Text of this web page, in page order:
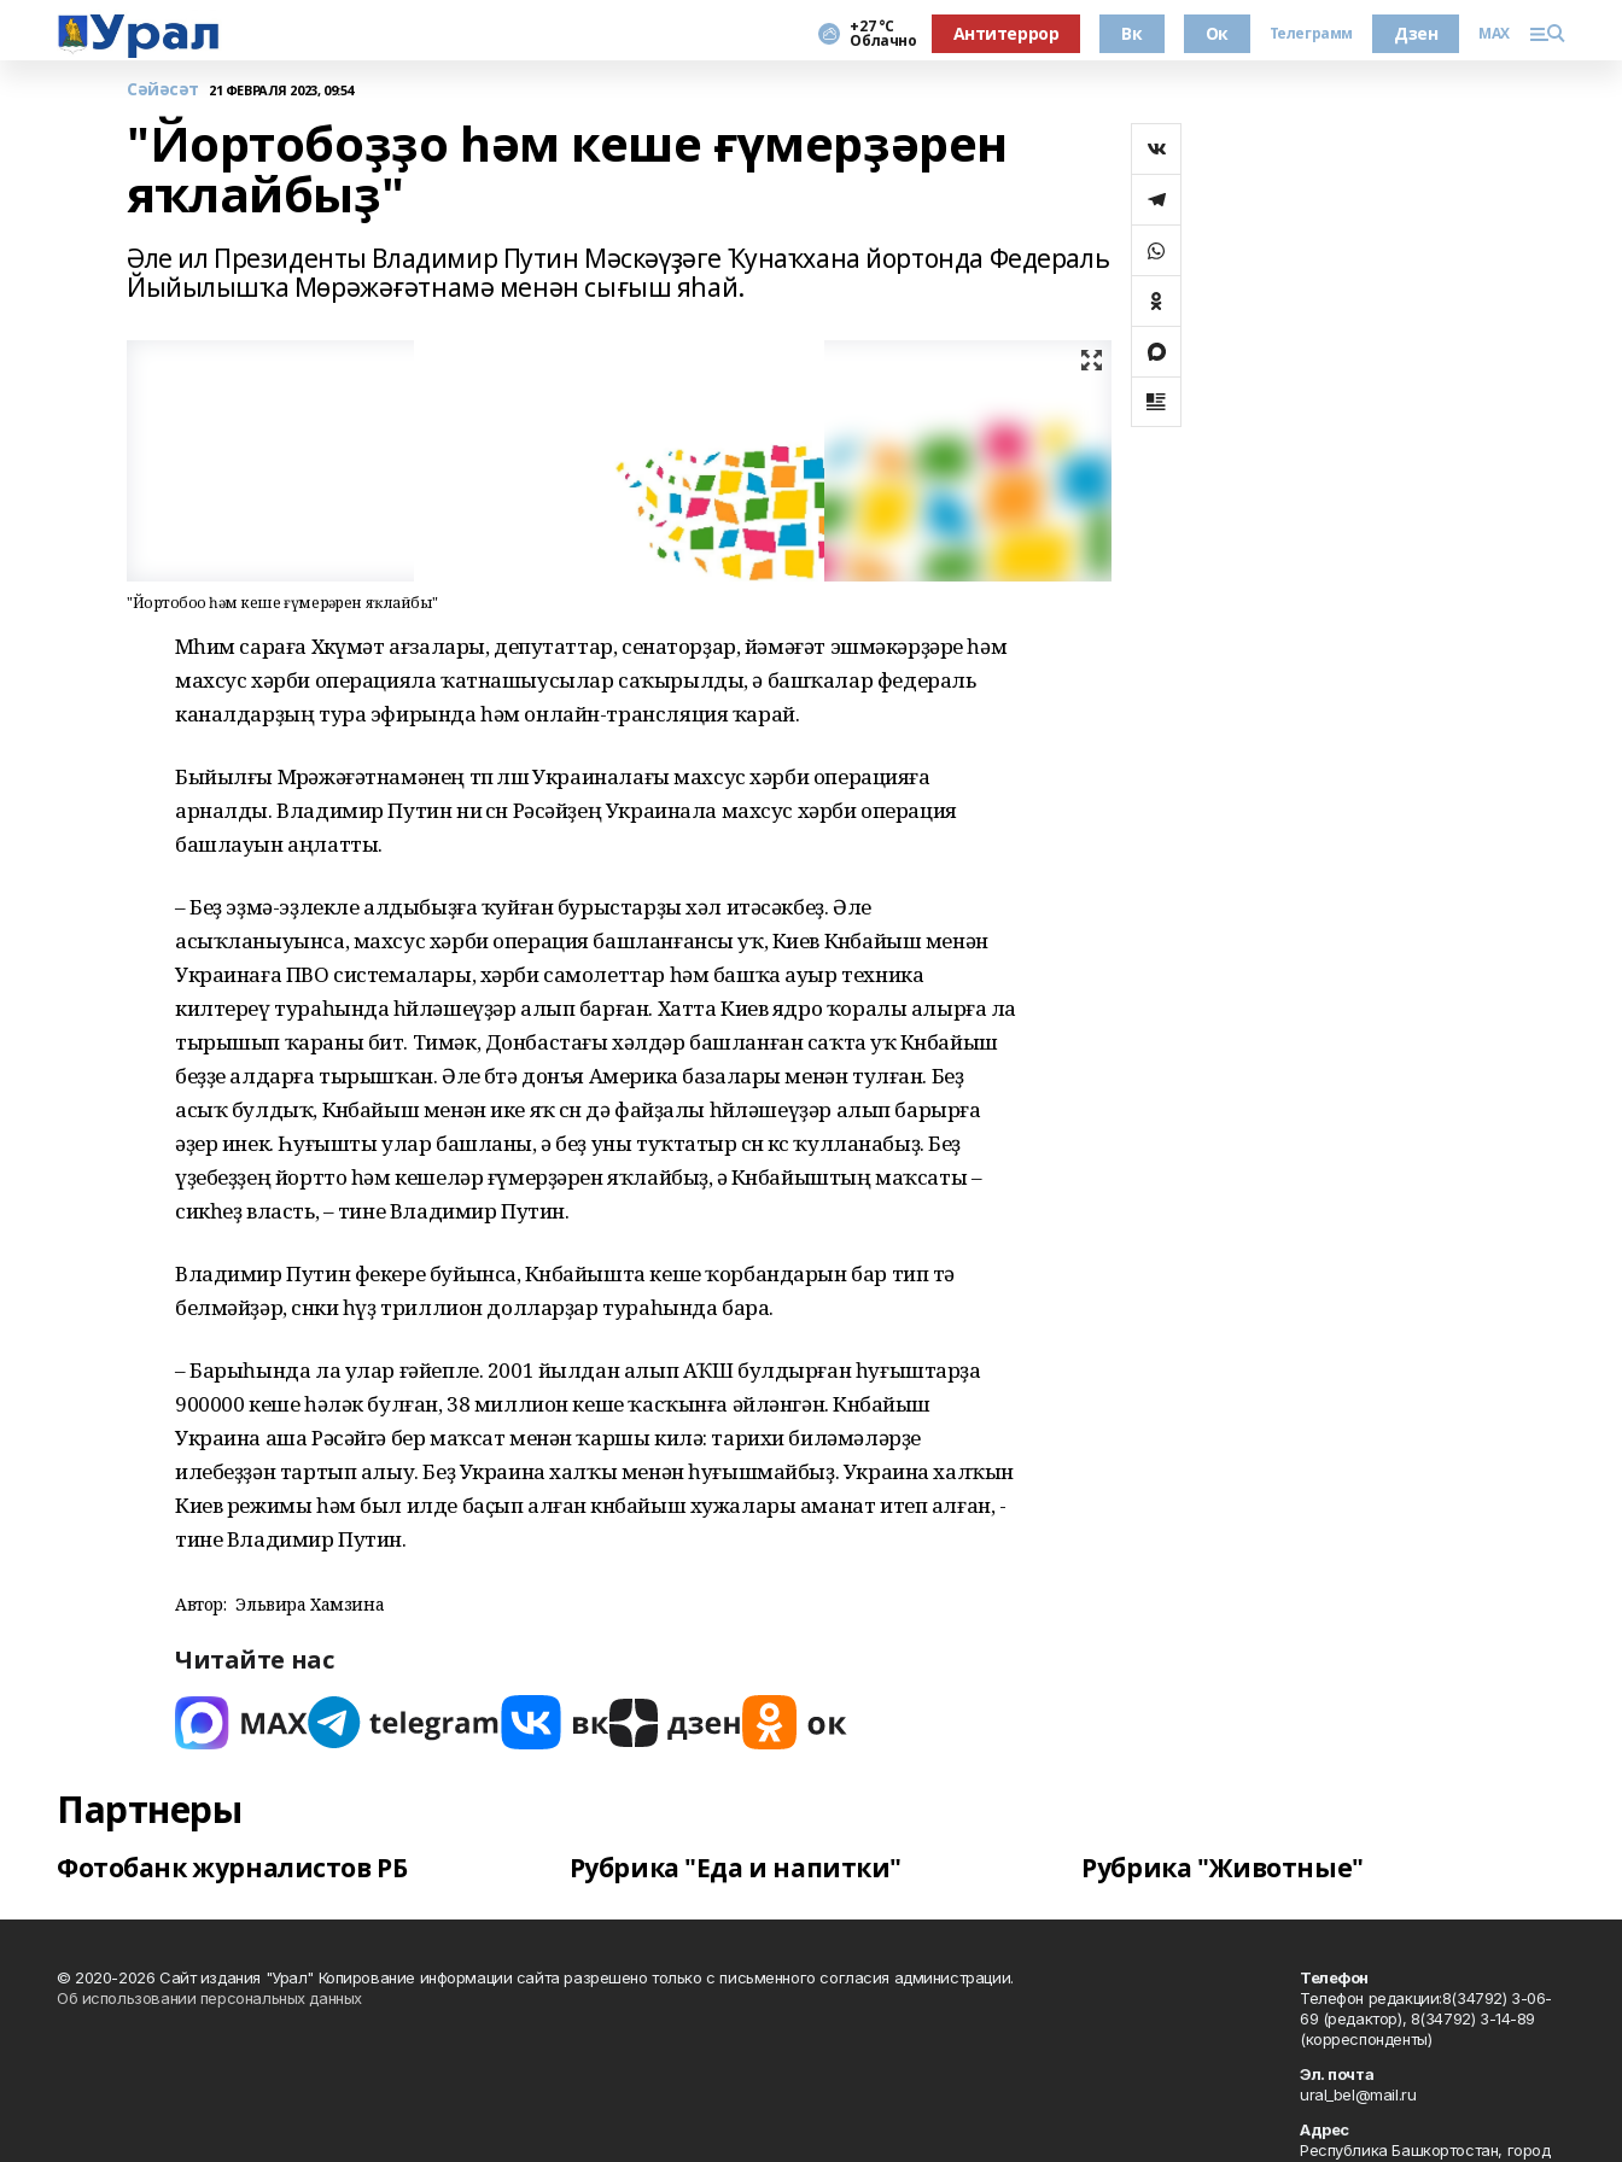
+27 °С
Облачно Антитеррор Вк Ок Телеграмм Дзен MAX
Сәйәсәт 21 ФЕВРАЛЯ 2023, 09:54
"Йортобоҙҙо һәм кеше ғүмерҙәрен
яҡлайбыҙ"
Әле ил Президенты Владимир Путин Мәскәүҙәге Ҡунаҡхана йортонда Федераль
Йыйылышҡа Мөрәжәғәтнамә менән сығыш яһай.
"Йортобоҙҙо һәм кеше ғүмерҙәрен яҡлайбыҙ"
Мөһим сараға Хөкүмәт ағзалары, депутаттар, сенаторҙар, йәмәғәт эшмәкәрҙәре һәм
махсус хәрби операцияла ҡатнашыусылар саҡырылды, ә башҡалар федераль
каналдарҙың тура эфирында һәм онлайн-трансляция ҡарай.
Быйылғы Мөрәжәғәтнамәнең төп өлөшө Украиналағы махсус хәрби операцияға
арналды. Владимир Путин ни өсөн Рәсәйҙең Украинала махсус хәрби операция
башлауын аңлатты.
– Беҙ эҙмә-эҙлекле алдыбыҙға ҡуйған бурыстарҙы хәл итәсәкбеҙ. Әле
асыҡланыуынса, махсус хәрби операция башланғансы уҡ, Киев Көнбайыш менән
Украинаға ПВО системалары, хәрби самолеттар һәм башҡа ауыр техника
килтереү тураһында һөйләшеүҙәр алып барған. Хатта Киев ядро ҡоралы алырға ла
тырышып ҡараны бит. Тимәк, Донбастағы хәлдәр башланған саҡта уҡ Көнбайыш
беҙҙе алдарға тырышҡан. Әле бөтә донъя Америка базалары менән тулған. Беҙ
асыҡ булдыҡ, Көнбайыш менән ике яҡ өсөн дә файҙалы һөйләшеүҙәр алып барырға
әҙер инек. Һуғышты улар башланы, ә беҙ уны туҡтатыр өсөн көс ҡулланабыҙ. Беҙ
үҙебеҙҙең йортто һәм кешеләр ғүмерҙәрен яҡлайбыҙ, ә Көнбайыштың маҡсаты –
сикһеҙ власть, – тине Владимир Путин.
Владимир Путин фекере буйынса, Көнбайышта кеше ҡорбандарын бар тип тә
белмәйҙәр, сөнки һүҙ триллион долларҙар тураһында бара.
– Барыһында ла улар ғәйепле. 2001 йылдан алып АҠШ булдырған һуғыштарҙа
900000 кеше һәләк булған, 38 миллион кеше ҡасҡынға әйләнгән. Көнбайыш
Украина аша Рәсәйгә бер маҡсат менән ҡаршы килә: тарихи биләмәләрҙе
илебеҙҙән тартып алыу. Беҙ Украина халҡы менән һуғышмайбыҙ. Украина халҡын
Киев режимы һәм был илде баҫып алған көнбайыш хужалары аманат итеп алған, -
тине Владимир Путин.
Автор: Эльвира Хамзина
Читайте нас
Партнеры
Фотобанк журналистов РБ Рубрика "Еда и напитки" Рубрика "Животные"
© 2020-2026 Сайт издания "Урал" Копирование информации сайта разрешено только с письменного согласия администрации.
Об использовании персональных данных
Телефон
Телефон редакции:8(34792) 3-06-
69 (редактор), 8(34792) 3-14-89
(корреспонденты)
Эл. почта
ural_bel@mail.ru
Адрес
Республика Башкортостан, город